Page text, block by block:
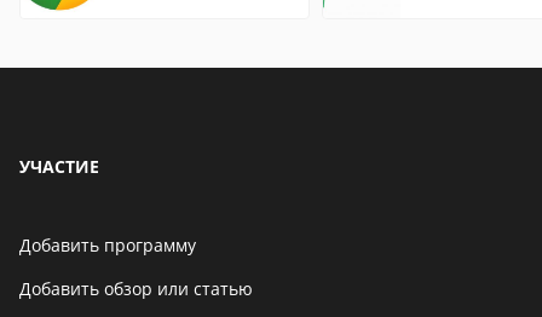
УЧАСТИЕ
Добавить программу
Добавить обзор или статью